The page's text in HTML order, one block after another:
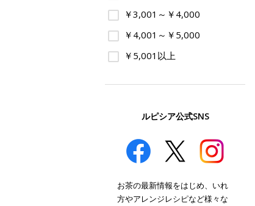
￥3,001～￥4,000
￥4,001～￥5,000
￥5,001以上
ルピシア公式SNS
お茶の最新情報をはじめ、いれ
方やアレンジレシピなど様々な